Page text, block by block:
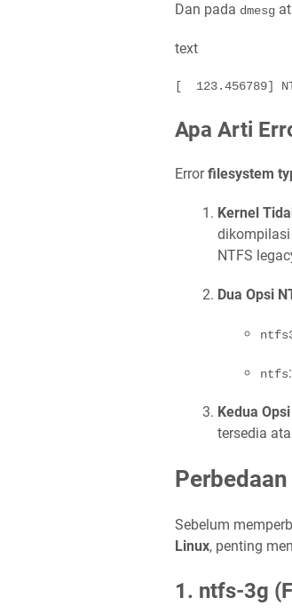
Dan pada dmesg
text
[  123.456789]
Apa Arti
Errorfilesystem
Kernel
NTFS
Dua Opsi
ntfs
Kedua
tersedia
Sebelum
Linux, penting
1. ntfs-3g